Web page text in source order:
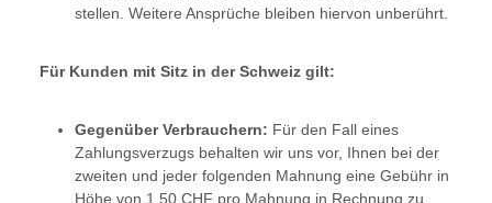
stellen. Weitere Ansprüche bleiben hiervon unberührt.
Für Kunden mit Sitz in der Schweiz gilt:
Gegenüber Verbrauchern: Für den Fall eines
Zahlungsverzugs behalten wir uns vor, Ihnen bei der
zweiten und jeder folgenden Mahnung eine Gebühr in
Höhe von 1,50 CHF pro Mahnung in Rechnung zu